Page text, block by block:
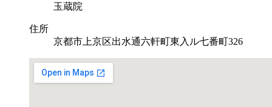
玉蔵院
住所
京都市上京区出水通六軒町東入ル七番町326